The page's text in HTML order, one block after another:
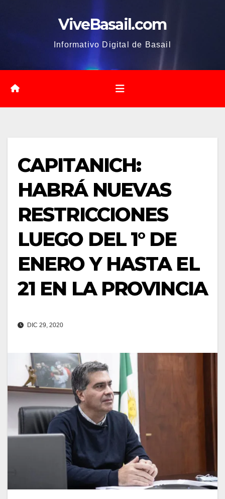
ViveBasail.com
Informativo Digital de Basail
CAPITANICH:
HABRÁ NUEVAS
RESTRICCIONES
LUEGO DEL 1° DE
ENERO Y HASTA EL
21 EN LA PROVINCIA
DIC 29, 2020